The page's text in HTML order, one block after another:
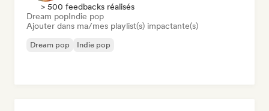
> 500 feedbacks réalisés
Dream popIndie pop
Ajouter dans ma/mes playlist(s) impactante(s)
Dream pop Indie pop